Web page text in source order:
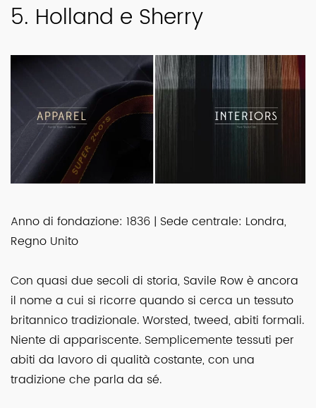
5. Holland e Sherry
Anno di fondazione: 1836 | Sede centrale: Londra,
Regno Unito
Con quasi due secoli di storia, Savile Row è ancora
il nome a cui si ricorre quando si cerca un tessuto
britannico tradizionale. Worsted, tweed, abiti formali.
Niente di appariscente. Semplicemente tessuti per
abiti da lavoro di qualità costante, con una
tradizione che parla da sé.